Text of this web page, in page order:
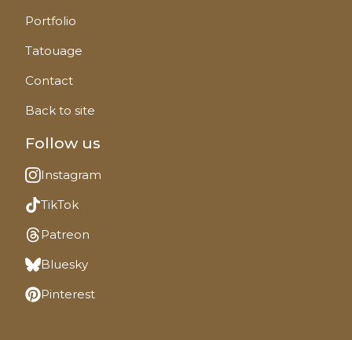
Portfolio
Tatouage
Contact
Back to site
Follow us
Instagram
TikTok
Patreon
Bluesky
Pinterest